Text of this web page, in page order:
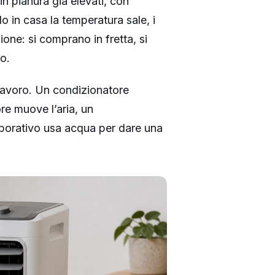
in casa la temperatura sale, i
si comprano in fretta, si
Un condizionatore
muove l’aria, un
usa acqua per dare una